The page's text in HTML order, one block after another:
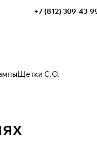
+7 (812) 309-43-
Щетки С.О.